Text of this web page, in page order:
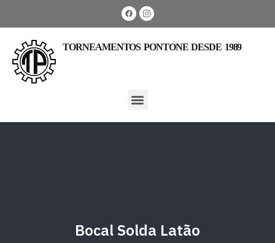
TORNEAMENTOS PONTONE DESDE 1989​
Bocal Solda Latão